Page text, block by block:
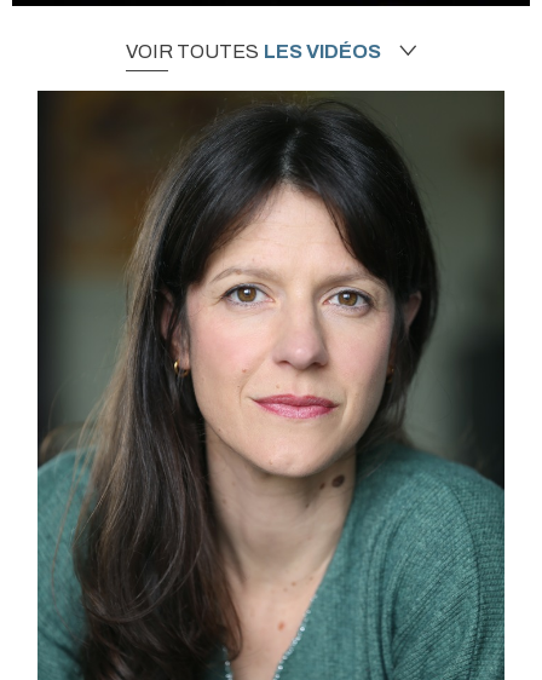
VOIR TOUTES LES VIDÉOS